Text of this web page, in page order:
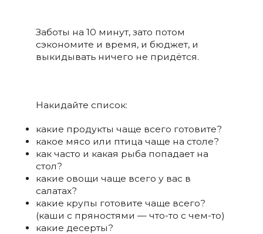
Заботы на 10 минут, зато потом
сэкономите и время, и бюджет, и
выкидывать ничего не придётся.
Накидайте список:
какие продукты чаще всего готовите?
какое мясо или птица чаще на столе?
как часто и какая рыба попадает на
стол?
какие овощи чаще всего у вас в
салатах?
какие крупы готовите чаще всего?
(каши с пряностями — что-то с чем-то)
какие десерты?